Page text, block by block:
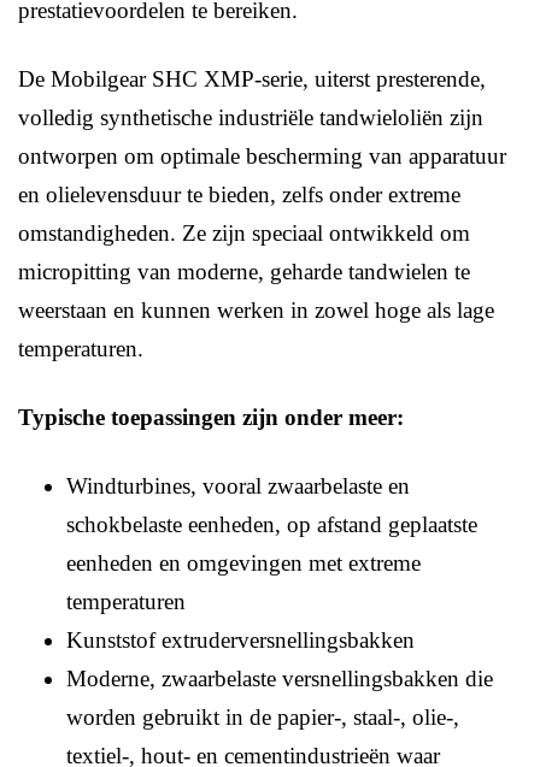
prestatievoordelen te bereiken.
De Mobilgear SHC XMP-serie, uiterst presterende,
volledig synthetische industriële tandwieloliën zijn
ontworpen om optimale bescherming van apparatuur
en olielevensduur te bieden, zelfs onder extreme
omstandigheden. Ze zijn speciaal ontwikkeld om
micropitting van moderne, geharde tandwielen te
weerstaan ​​en kunnen werken in zowel hoge als lage
temperaturen.
Typische toepassingen zijn onder meer:
Windturbines, vooral zwaarbelaste en
schokbelaste eenheden, op afstand geplaatste
eenheden en omgevingen met extreme
temperaturen
Kunststof extruderversnellingsbakken
Moderne, zwaarbelaste versnellingsbakken die
worden gebruikt in de papier-, staal-, olie-,
textiel-, hout- en cementindustrieën waar